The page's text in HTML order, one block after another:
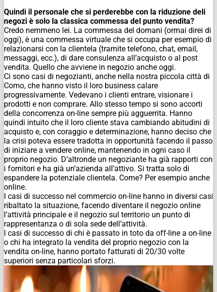
Quindi il personale che si perderebbe con la riduzione deli
negozi è solo la classica commessa del punto vendita?
Credo nemmeno lei. La commessa del domani (ormai direi di
oggi), è una commessa virtuale che si occupa per esempio di
relazionarsi con la clientela (tramite telefono, chat, email,
messaggi, ecc.), di dare consulenza all’acquisto o al post
vendita. Quello che avviene in negozio anche oggi.
Ci sono casi di negozianti, anche nella nostra piccola città di
Como, che hanno visto il loro business calare
progressivamente. Vedevano i clienti entrare, visionare i
prodotti e non comprare. Allo stesso tempo si sono accorti
della concorrenza on-line sempre più agguerrita. Hanno
quindi intuito che il loro cliente stava cambiando abitudini di
acquisto e, con coraggio e determinazione, hanno deciso che
la crisi poteva essere tradotta in opportunità facendo il passo
di iniziare a vendere online, mantenendo in ogni caso il
proprio negozio. D’altronde un negoziante ha già rapporti con
i fornitori e ha già un’azienda all’attivo. Si tratta solo di
espandere la potenziale clientela. Come? Per esempio anche
online.
I casi di successo nel commercio on-line hanno in diversi casi
ribaltato la situazione, facendo diventare il negozio online
l’attività principale e il negozio sul territorio un punto di
rappresentanza o di sola sede dell’attività.
I casi di successo di chi è passato in toto da off-line a on-line
o chi ha integrato la vendita del proprio negozio con la
vendita on-line, hanno portato fatturati di 20/30 volte
superiori senza particolari sforzi.